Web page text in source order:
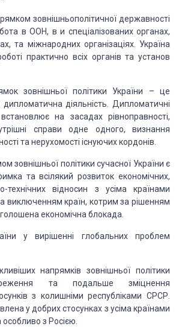
зовнішньополітичної державності
в ООН, в и спеціалізованих органах,
та міжнародних організаціях. Україна
практично всіх органів та установ
зовнішньої політики України – це
дипломатична діяльність. Дипломатичні
на засадах рівноправності,
справи одне одного, визнання
та нерухомості існуючих кордонів.
зовнішньої політики сучасної України є
та всілякий розвиток економічних,
технічних відносин з усіма країнами
виключенням країн, котрим за рішенням
економічна блокада.
у вирішенні глобальних проблем
напрямків зовнішньої політики
та подальше зміцнення
з колишніми республіками СРСР.
у добрих стосунках з усіма країнами
з Росією.